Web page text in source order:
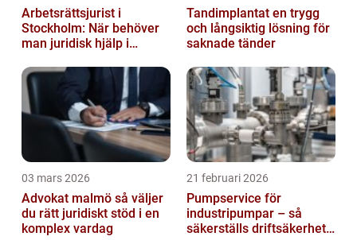
Arbetsrättsjurist i
Stockholm: När behöver
man juridisk hjälp i
Tandimplantat en trygg
och långsiktig lösning för
saknade tänder
03 mars 2026
Advokat malmö så väljer
du rätt juridiskt stöd i en
komplex vardag
21 februari 2026
Pumpservice för
industripumpar – så
säkerställs driftsäkerhet